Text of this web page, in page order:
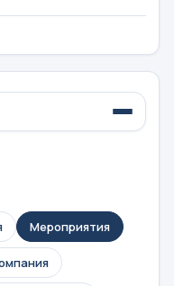
Мероприятия